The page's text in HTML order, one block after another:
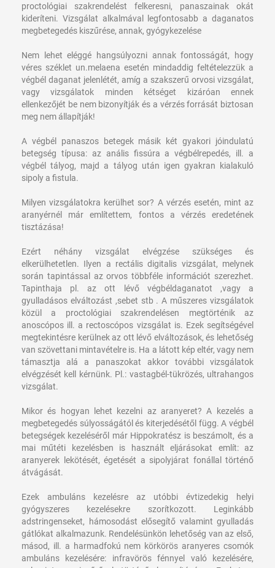
proctológiai szakrendelést felkeresni, panaszainak okát
kideríteni. Vizsgálat alkalmával legfontosabb a daganatos
megbetegedés kiszűrése, annak, gyógykezelése
Nem lehet eléggé hangsúlyozni annak fontosságát, hogy
véres széklet un.melaena esetén mindaddig feltételezzük a
végbél daganat jelenlétét, amíg a szakszerű orvosi vizsgálat,
vagy vizsgálatok minden kétséget kizáróan ennek
ellenkezőjét be nem bizonyítják és a vérzés forrását biztosan
meg nem állapítják!
A végbél panaszos betegek másik két gyakori jóindulatú
betegség típusa: az anális fissúra a végbélrepedés, ill. a
végbél tályog, majd a tályog után igen gyakran kialakuló
sipoly a fistula.
Milyen vizsgálatokra kerülhet sor? A vérzés esetén, mint az
aranyérnél már említettem, fontos a vérzés eredetének
tisztázása!
Ezért néhány vizsgálat elvégzése szükséges és
elkerülhetetlen. Ilyen a rectális digitalis vizsgálat, melynek
során tapintással az orvos többféle információt szerezhet.
Tapinthaja pl. az ott lévő végbéldaganatot ,vagy a
gyulladásos elváltozást ,sebet stb . A műszeres vizsgálatok
közül a proctológiai szakrendelésen megtörténik az
anoscópos ill. a rectoscópos vizsgálat is. Ezek segítségével
megtekintésre kerülnek az ott lévő elváltozások, és lehetőség
van szövettani mintavételre is. Ha a látott kép eltér, vagy nem
támasztja alá a panaszokat akkor további vizsgálatok
elvégzését kell kérnünk. Pl.: vastagbél-tükrözés, ultrahangos
vizsgálat.
Mikor és hogyan lehet kezelni az aranyeret? A kezelés a
megbetegedés súlyosságától és kiterjedésétől függ. A végbél
betegségek kezeléséről már Hippokratész is beszámolt, és a
mai műtéti kezelésben is használt eljárásokat említ: az
aranyerek lekötését, égetését a sipolyjárat fonállal történő
átvágását.
Ezek ambuláns kezelésre az utóbbi évtizedekig helyi
gyógyszeres kezelésekre szorítkozott. Leginkább
adstringenseket, hámosodást elősegítő valamint gyulladás
gátlókat alkalmazunk. Rendelésünkön lehetőség van az első,
másod, ill. a harmadfokú nem körkörös aranyeres csomók
ambuláns kezelésére: infravörös fénnyel való kezelésére,